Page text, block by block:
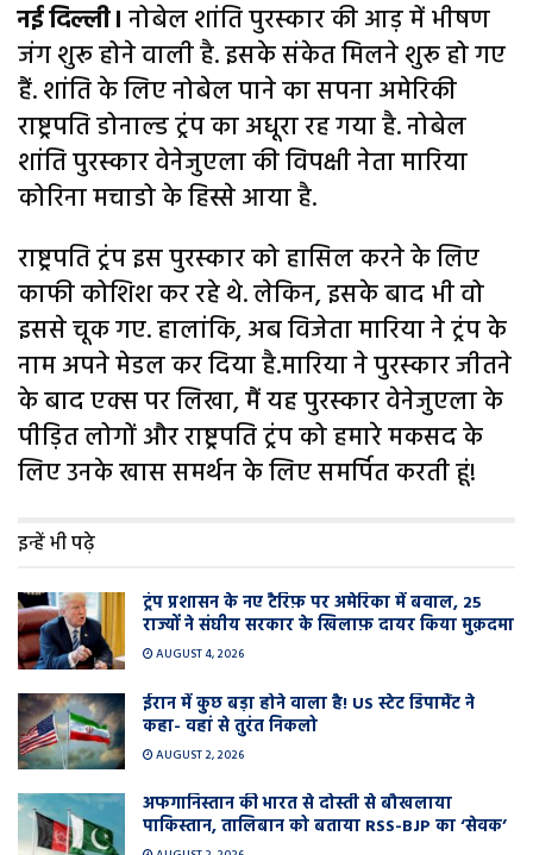
नई दिल्ली। नोबेल शांति पुरस्कार की आड़ में भीषण
जंग शुरू होने वाली है. इसके संकेत मिलने शुरू हो गए
हैं. शांति के लिए नोबेल पाने का सपना अमेरिकी
राष्ट्रपति डोनाल्ड ट्रंप का अधूरा रह गया है. नोबेल
शांति पुरस्कार वेनेजुएला की विपक्षी नेता मारिया
कोरिना मचाडो के हिस्से आया है.
राष्ट्रपति ट्रंप इस पुरस्कार को हासिल करने के लिए
काफी कोशिश कर रहे थे. लेकिन, इसके बाद भी वो
इससे चूक गए. हालांकि, अब विजेता मारिया ने ट्रंप के
नाम अपने मेडल कर दिया है.मारिया ने पुरस्कार जीतने
के बाद एक्स पर लिखा, मैं यह पुरस्कार वेनेजुएला के
पीड़ित लोगों और राष्ट्रपति ट्रंप को हमारे मकसद के
लिए उनके खास समर्थन के लिए समर्पित करती हूं!
इन्हें भी पढ़े
ट्रंप प्रशासन के नए टैरिफ़ पर अमेरिका में बवाल, 25
राज्यों ने संघीय सरकार के खिलाफ़ दायर किया मुक़दमा
AUGUST 4, 2026
ईरान में कुछ बड़ा होने वाला है! US स्टेट डिपार्मेंट ने
कहा- वहां से तुरंत निकलो
AUGUST 2, 2026
अफगानिस्तान की भारत से दोस्ती से बौखलाया
पाकिस्तान, तालिबान को बताया RSS-BJP का ‘सेवक’